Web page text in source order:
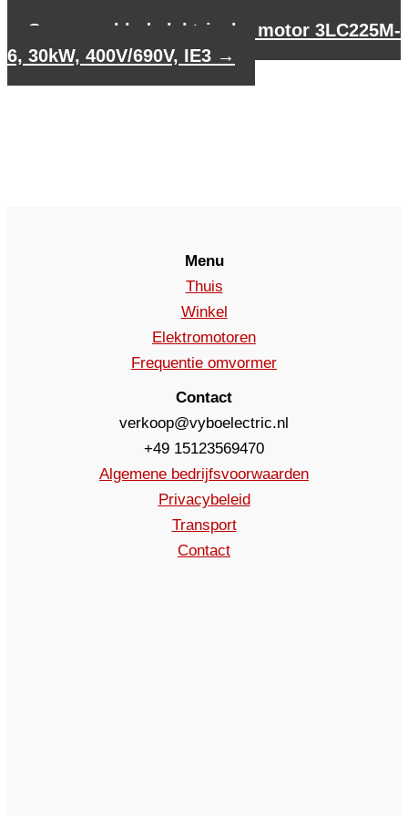
3LC200L1-6, 18,5kW, 400V/690V, IE3
Gegevensblad elektrische motor 3LC225M-
6, 30kW, 400V/690V, IE3 →
Menu
Thuis
Winkel
Elektromotoren
Frequentie omvormer
Contact
verkoop@vyboelectric.nl
+49 15123569470
Algemene bedrijfsvoorwaarden
Privacybeleid
Transport
Contact